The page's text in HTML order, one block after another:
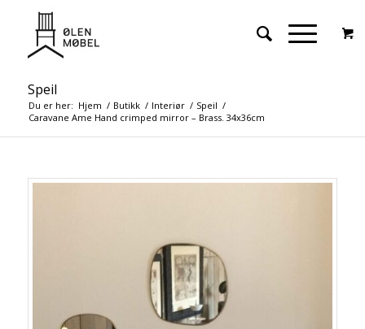
Speil
Du er her: Hjem / Butikk / Interiør / Speil /
Caravane Ame Hand crimped mirror – Brass. 34x36cm